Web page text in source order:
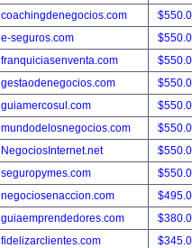
coachingdenegocios.com
e-seguros.com
franquiciasenventa.com
gestaodenegocios.com
guiamercosul.com
mundodelosnegocios.com
NegociosInternet.net
seguropymes.com
negociosenaccion.com
guiaemprendedores.com
fidelizarclientes.com